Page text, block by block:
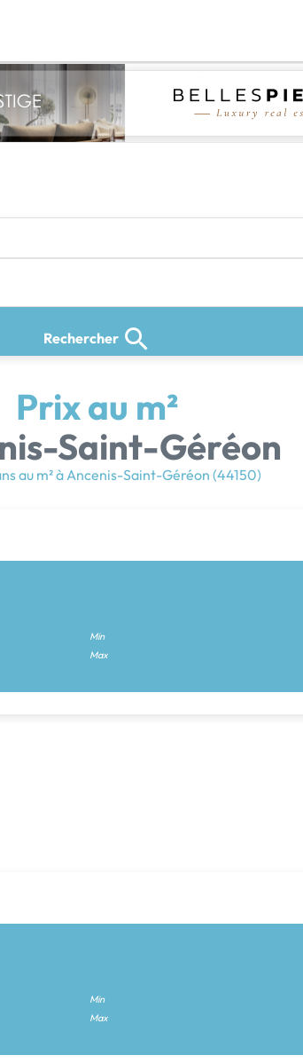
Rechercher
Prix au m²
Saint-Géréon
au m² à Ancenis-Saint-Géréon (44150)
Min
Max
Min
Max